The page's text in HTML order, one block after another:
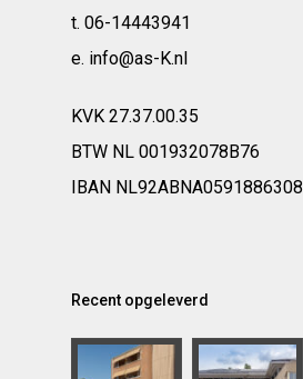
t. 06-14443941
e. info@as-K.nl
KVK 27.37.00.35
BTW NL 001932078B76
IBAN NL92ABNA0591886308
Recent opgeleverd